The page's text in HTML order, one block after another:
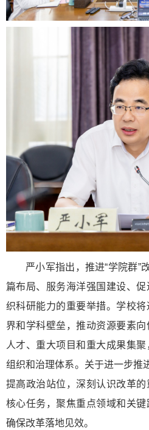
严小军指出，推进“学院群”
篇布局、服务海洋强国建设、
织科研能力的重要举措。学校
界和学科壁垒，推动资源要素
人才、重大项目和重大成果集
组织和治理体系。关于进一步推
提高政治站位，深刻认识改革
核心任务，聚焦重点领域和关键
确保改革落地见效。